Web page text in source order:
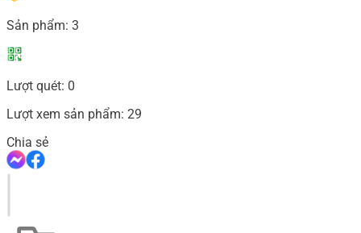
Sản phẩm: 3
Lượt quét: 0
Lượt xem sản phẩm: 29
Chia sẻ